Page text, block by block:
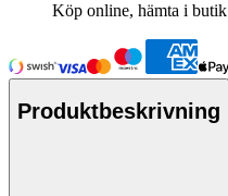
Köp online, hämta i butik
Produktbeskrivning